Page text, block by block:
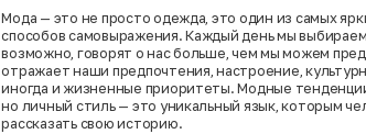
Мода — это не просто одежда, это один из самых
способов самовыражения. Каждый день мы
возможно, говорят о нас больше, чем мы можем
отражает наши предпочтения, настроение,
иногда и жизненные приоритеты. Модные
но личный стиль — это уникальный язык, которым
рассказать свою историю.